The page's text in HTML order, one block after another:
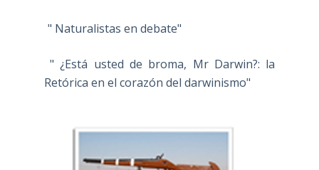
" Naturalistas en debate"
" ¿Está usted de broma, Mr Darwin?: la
Retórica en el corazón del darwinismo"